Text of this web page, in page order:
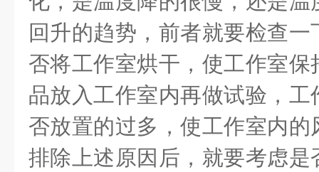
回升的趋势，前者就要检查
否将工作室烘干，使工作室
品放入工作室内再做试验，
否放置的过多，使工作室内
排除上述原因后，就要考虑